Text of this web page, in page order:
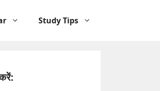
Study Tips